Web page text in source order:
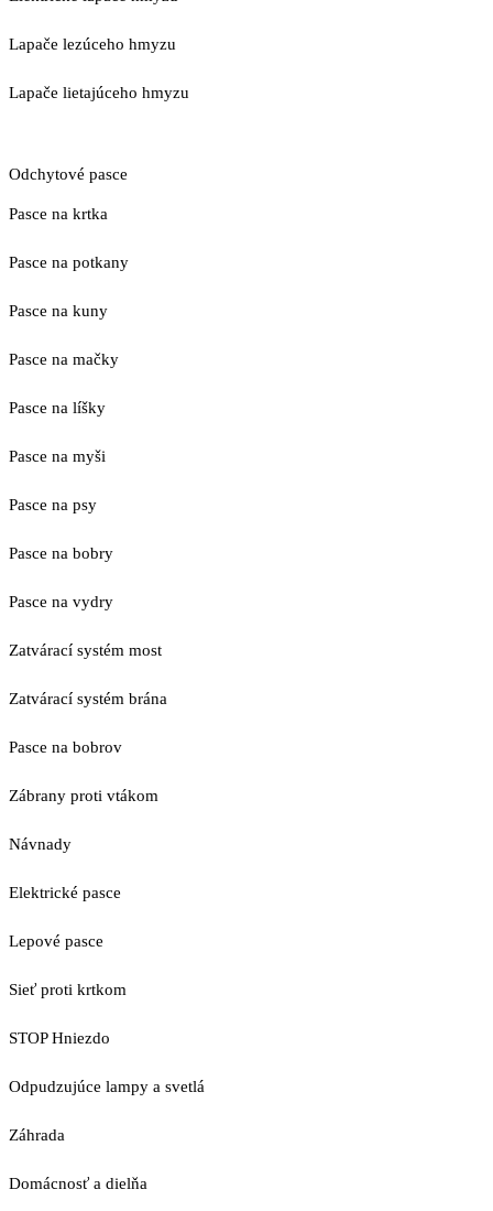
Lapače lezúceho hmyzu
Lapače lietajúceho hmyzu
Odchytové pasce
Pasce na krtka
Pasce na potkany
Pasce na kuny
Pasce na mačky
Pasce na líšky
Pasce na myši
Pasce na psy
Pasce na bobry
Pasce na vydry
Zatvárací systém most
Zatvárací systém brána
Pasce na bobrov
Zábrany proti vtákom
Návnady
Elektrické pasce
Lepové pasce
Sieť proti krtkom
STOP Hniezdo
Odpudzujúce lampy a svetlá
Záhrada
Domácnosť a dielňa